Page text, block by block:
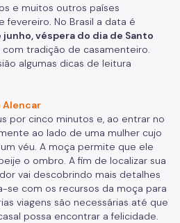
e muitos outros países
fevereiro. No Brasil a data é
junho, véspera do dia de Santo
tradição de casamenteiro.
algumas dicas de leitura
Alencar
por cinco minutos e, ao entrar no
ao lado de uma mulher cujo
véu. A moça permite que ele
o ombro. A fim de localizar sua
vai descobrindo mais detalhes
se com os recursos da moça para
viagens são necessárias até que
possa encontrar a felicidade.